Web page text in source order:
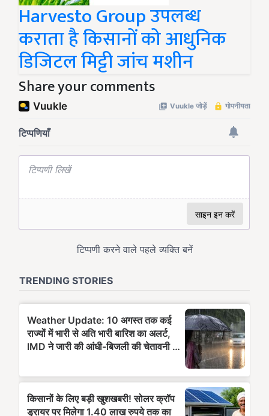
Harvesto Group उपलब्ध
कराता है किसानों को आधुनिक
डिजिटल मिट्टी जांच मशीन
Share your comments